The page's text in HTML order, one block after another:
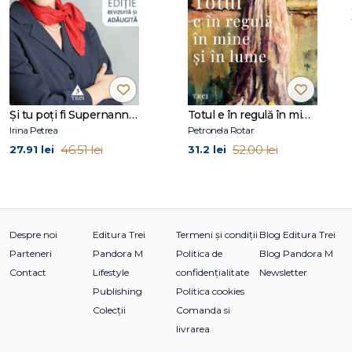
Partea I. Analiza jocurilor
1. Analiza structurală
2. Analiza tranzacţională
3. Proceduri şi ritualuri
4. Discuţii pentru trecerea timpului
5. Jocurile
Partea a II-a. Un tezaur de jocuri
Introducere
3. Dă-mi un şut
4. Acum te-am prins, ticălosule (ATAPT)
1. Colţul
3. Femeia frigidă
Şi tu poţi fi Supernanny 1
Irina Petrea
27.91 lei 46.51 lei
Totul e în regulă în mine și în lume
Petronela Rotar
31.2 lei 52.00 lei
Despre noi
Parteneri
Contact
Editura Trei
Pandora M
Lifestyle
Publishing
Colecții
Termeni și condiții
Politica de
confidențialitate
Politica cookies
Comanda si
livrarea
Blog Editura Trei
Blog Pandora M
Newsletter